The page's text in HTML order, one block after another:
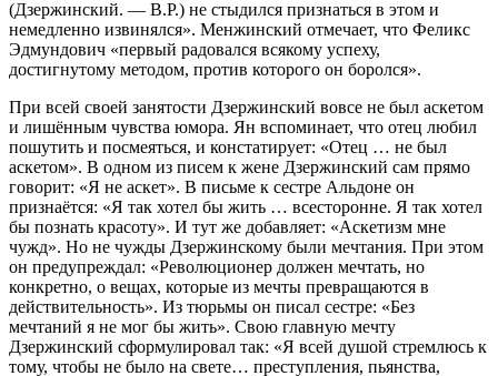
(Дзержинский. — В.Р.) не стыдился признаться в этом и
немедленно извинялся». Менжинский отмечает, что Феликс
Эдмундович «первый радовался всякому успеху,
достигнутому методом, против которого он боролся».
При всей своей занятости Дзержинский вовсе не был аскетом
и лишённым чувства юмора. Ян вспоминает, что отец любил
пошутить и посмеяться, и констатирует: «Отец … не был
аскетом». В одном из писем к жене Дзержинский сам прямо
говорит: «Я не аскет». В письме к сестре Альдоне он
признаётся: «Я так хотел бы жить … всесторонне. Я так хотел
бы познать красоту». И тут же добавляет: «Аскетизм мне
чужд». Но не чужды Дзержинскому были мечтания. При этом
он предупреждал: «Революционер должен мечтать, но
конкретно, о вещах, которые из мечты превращаются в
действительность». Из тюрьмы он писал сестре: «Без
мечтаний я не мог бы жить». Свою главную мечту
Дзержинский сформулировал так: «Я всей душой стремлюсь к
тому, чтобы не было на свете… преступления, пьянства,